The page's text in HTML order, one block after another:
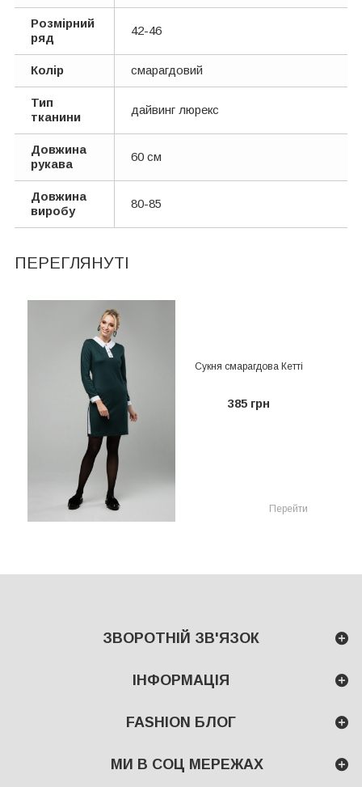
Розмірний
ряд
42-46
Колір смарагдовий
Тип
тканини
дайвинг люрекс
Довжина
рукава
60 см
Довжина
виробу
80-85
ПЕРЕГЛЯНУТІ
Сукня смарагдова Кетті
385 грн
Перейти
ЗВОРОТНІЙ ЗВ'ЯЗОК
ІНФОРМАЦІЯ
FASHION БЛОГ
МИ В СОЦ МЕРЕЖАХ